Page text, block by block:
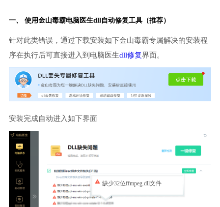
一、 使用金山毒霸电脑医生dll自动修复工具（推荐）
针对此类错误，通过下载安装如下金山毒霸专属解决的安装程
序在执行后可直接进入到电脑医生dll修复界面。
安装完成自动进入如下界面
缺少32位ffmpeg.dll文件